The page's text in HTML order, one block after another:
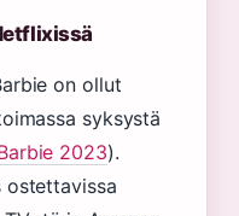
on ollut
syksystä
2023).
ostettavissa